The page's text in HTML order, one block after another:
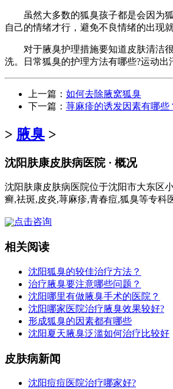
虽然大多数的狐臭孩子都是会因为狐
自己的情绪才行，避免不良情绪的出现
对于腋臭护理措施要知道皮肤清洁很
洗。日常狐臭的护理方法有哪些?运动
上一篇： 如何去除腋窝狐臭
下一篇： 荨麻疹的诱发因素有哪些
> 腋臭 >
沈阳肤康皮肤病医院 · 概况
沈阳肤康皮肤病医院位于沈阳市大东区
癣,祛斑,皮炎,荨麻疹,青春痘,狐臭等专
点击咨询
相关阅读
沈阳狐臭的较佳治疗方法？
治疗腋臭要注意哪些问题？
沈阳哪里有做腋臭手术的医院？
沈阳哪家医院治疗腋臭效果较好?
形成狐臭的因素都有哪些
沈阳夏天腋臭泛滥如何治疗比较好
皮肤病新闻
沈阳痘痘医院治疗哪家好?